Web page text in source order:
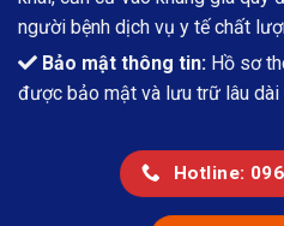
người bệnh dịch vụ y tế chất
Bảo mật thông tin: Hồ sơ
được bảo mật và lưu trữ lâu dài
Hotline: